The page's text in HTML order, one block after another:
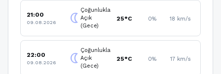
21:00
09.08.2026 nightlight
Çoğunlukla
Açık
(Gece)
25°C 0% 18 km/s
22:00
09.08.2026 nightlight
Çoğunlukla
Açık
(Gece)
25°C 0% 17 km/s